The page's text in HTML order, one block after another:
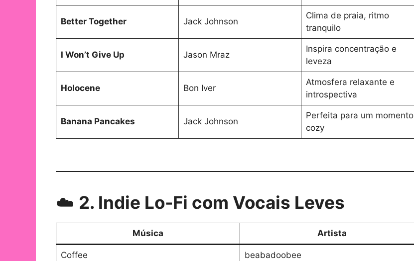
Better Together Jack Johnson
Clima de praia, ritmo
tranquilo
I Won’t Give Up Jason Mraz
Inspira concentração e
leveza
Holocene Bon Iver
Atmosfera relaxante e
introspectiva
Banana Pancakes Jack Johnson
Perfeita para um momento
cozy
☁️ 2. Indie Lo-Fi com Vocais Leves
Música Artista
Coffee beabadoobee